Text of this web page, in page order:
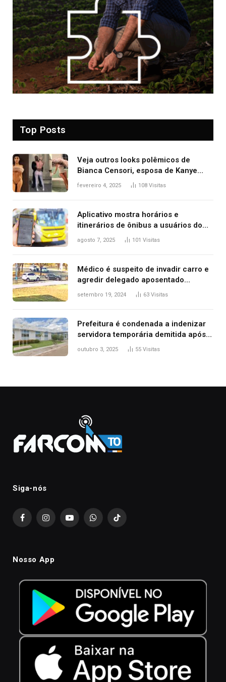
Top Posts
Veja outros looks polêmicos de
Bianca Censori, esposa de Kanye
West que apareceu nua no Grammy
fevereiro 4, 2025 108 Visitas
Aplicativo mostra horários e
itinerários de ônibus a usuários do
transporte público de Palmas; confira
agosto 7, 2025 101 Visitas
Médico é suspeito de invadir carro e
agredir delegado aposentado
durante confusão no trânsito
setembro 19, 2024 63 Visitas
Prefeitura é condenada a indenizar
servidora temporária demitida após
nascimento da filha
outubro 3, 2025 55 Visitas
Siga-nós
FacebookInstagramYouTubeWhatsAppTikTok
Nosso App